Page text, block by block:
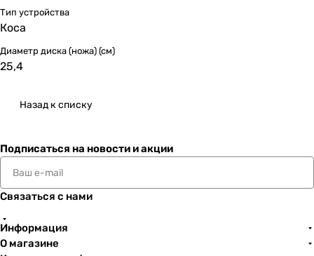
Тип устройства
Коса
Диаметр диска (ножа) (см)
25,4
Назад к списку
Подписаться на новости и акции
Связаться с нами
Информация
О магазине